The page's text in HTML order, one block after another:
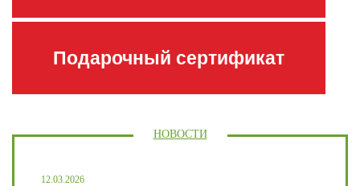
Подарочный сертификат
НОВОСТИ
12.03.2026